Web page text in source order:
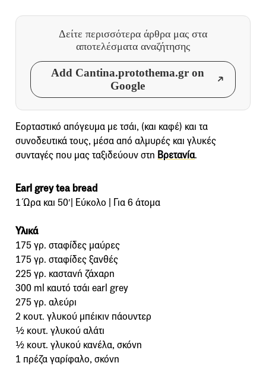
Δείτε περισσότερα άρθρα μας στα
αποτελέσματα αναζήτησης
Add Cantina.protothema.gr on
Google
Εορταστικό απόγευμα με τσάι, (και καφέ) και τα
συνοδευτικά τους, μέσα από αλμυρές και γλυκές
συνταγές που μας ταξιδεύουν στη Βρετανία.
Earl grey tea bread
1 Ώρα και 50′| Εύκολο | Για 6 άτομα
Υλικά
175 γρ. σταφίδες μαύρες
175 γρ. σταφίδες ξανθές
225 γρ. καστανή ζάχαρη
300 ml καυτό τσάι earl grey
275 γρ. αλεύρι
2 κουτ. γλυκού μπέικιν πάουντερ
½ κουτ. γλυκού αλάτι
½ κουτ. γλυκού κανέλα, σκόνη
1 πρέζα γαρίφαλο, σκόνη